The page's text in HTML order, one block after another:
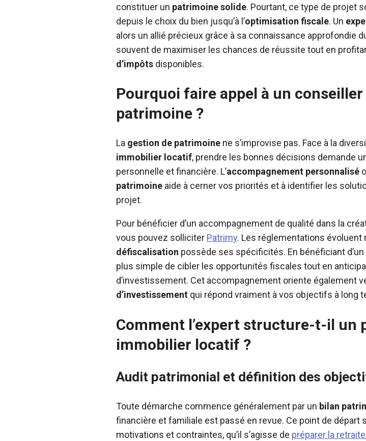
constituer un patrimoine solide. Pourtant, ce type de projet
depuis le choix du bien jusqu’à l’optimisation fiscale. Un
alors un allié précieux grâce à sa connaissance approfondie
souvent de maximiser les chances de réussite tout en
d’impôts disponibles.
Pourquoi faire appel à un
patrimoine ?
La gestion de patrimoine ne s’improvise pas. Face à la
immobilier locatif, prendre les bonnes décisions demande
personnelle et financière. L’accompagnement personnalisé
patrimoine aide à cerner vos priorités et à identifier les
projet.
Pour bénéficier d’un accompagnement de qualité dans la
vous pouvez solliciter Patrimy. Les réglementations
défiscalisation possède ses spécificités. En bénéficiant d’un
plus simple de cibler les opportunités fiscales tout en
d’investissement. Cet accompagnement oriente également
d’investissement qui répond vraiment à vos objectifs à long
Comment l’expert structure-t-il un
immobilier locatif ?
Audit patrimonial et définition des
Toute démarche commence généralement par un bilan
financière et familiale est passé en revue. Ce point de départ
motivations et contraintes, qu’il s’agisse de préparer la retraite